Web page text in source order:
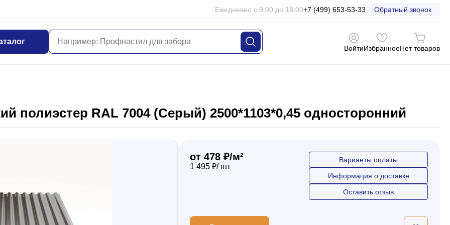
Ежедневно с 9:00 до 18:00+7 (499) 653-53-33 Обратный звонок
ВойтиИзбранноеНет товаров
полиэстер RAL 7004 (Серый) 2500*1103*0,45 односторонний
от 478 ₽/м²
1 495 ₽/ шт
Варианты оплаты
Информация о доставке
Оставить отзыв